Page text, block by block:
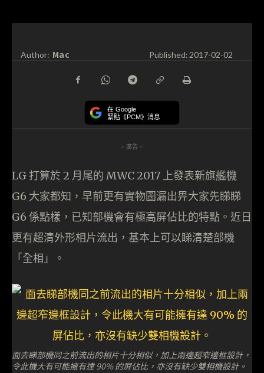
Author: Mac Published:2017-02-02
在 Google
緊貼《PCM》消息
- 廣告 -
LG 打算於 2 月尾的 MWC 2017 上發表新旗艦機
G6 大家都知，早前更有實物圖漏出畀大家先睇睇
G6 係點樣，已知部機會有極高屏佔比的特點。近日
更有超清外形相片流出，基本上可以睇清楚部機
「全相」。
面去睇部機同之前流出的相片十分相似，加上兩邊超窄邊框設計，
令此機大有可能擁有達 90% 的屏佔比，亦沒有缺少雙相機設計。